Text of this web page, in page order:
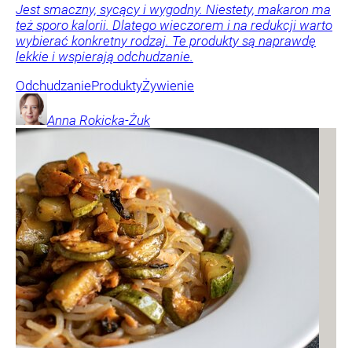
Jest smaczny, sycący i wygodny. Niestety, makaron ma
też sporo kalorii. Dlatego wieczorem i na redukcji warto
wybierać konkretny rodzaj. Te produkty są naprawdę
lekkie i wspierają odchudzanie.
OdchudzanieProduktyŻywienie
Anna Rokicka-Żuk